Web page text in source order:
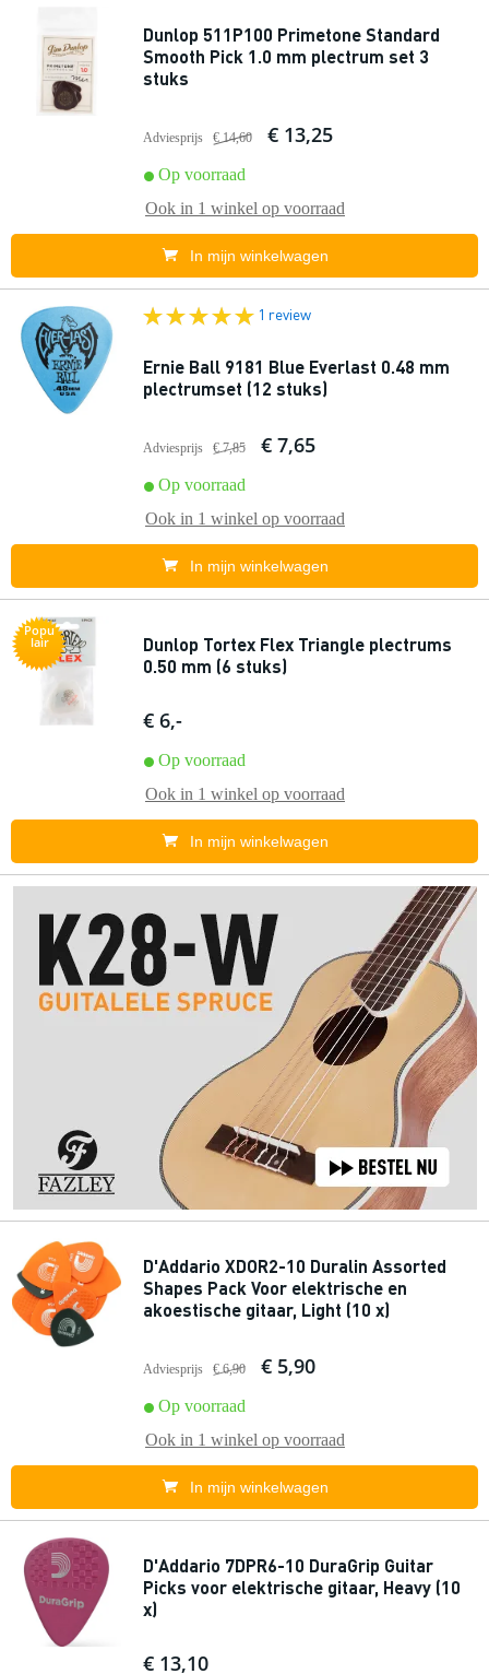
Dunlop 511P100 Primetone Standard
Smooth Pick 1.0 mm plectrum set 3
stuks
Adviesprijs € 14,60 € 13,25
Op voorraad
Ook in 1 winkel op voorraad
In mijn winkelwagen
1 review
Ernie Ball 9181 Blue Everlast 0.48 mm
plectrumset (12 stuks)
Adviesprijs € 7,85 € 7,65
Op voorraad
Ook in 1 winkel op voorraad
In mijn winkelwagen
Popu
lair
Dunlop Tortex Flex Triangle plectrums
0.50 mm (6 stuks)
€ 6,-
Op voorraad
Ook in 1 winkel op voorraad
In mijn winkelwagen
D'Addario XDOR2-10 Duralin Assorted
Shapes Pack Voor elektrische en
akoestische gitaar, Light (10 x)
Adviesprijs € 6,90 € 5,90
Op voorraad
Ook in 1 winkel op voorraad
In mijn winkelwagen
D'Addario 7DPR6-10 DuraGrip Guitar
Picks voor elektrische gitaar, Heavy (10
x)
€ 13,10